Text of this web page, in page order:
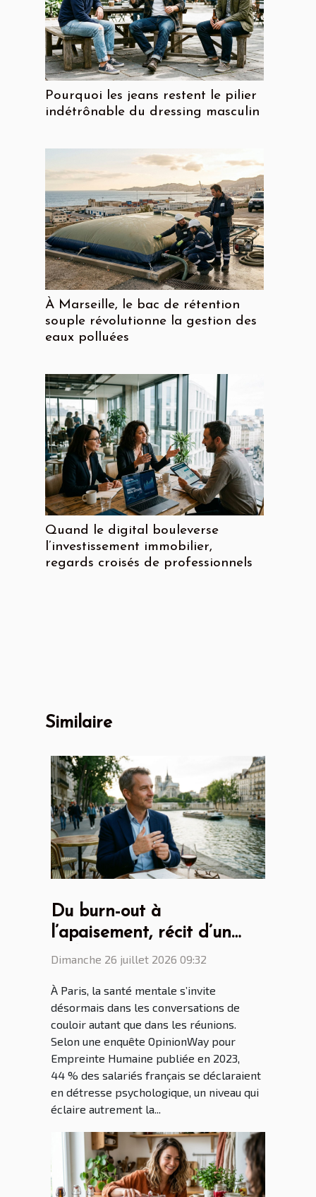
Pourquoi les jeans restent le pilier
indétrônable du dressing masculin
À Marseille, le bac de rétention
souple révolutionne la gestion des
eaux polluées
Quand le digital bouleverse
l’investissement immobilier,
regards croisés de professionnels
Similaire
Du burn-out à
l’apaisement, récit d’un
cadre parisien conquis par
Dimanche 26 juillet 2026 09:32
À Paris, la santé mentale s’invite
désormais dans les conversations de
couloir autant que dans les réunions.
Selon une enquête OpinionWay pour
Empreinte Humaine publiée en 2023,
44 % des salariés français se déclaraient
en détresse psychologique, un niveau qui
éclaire autrement la...